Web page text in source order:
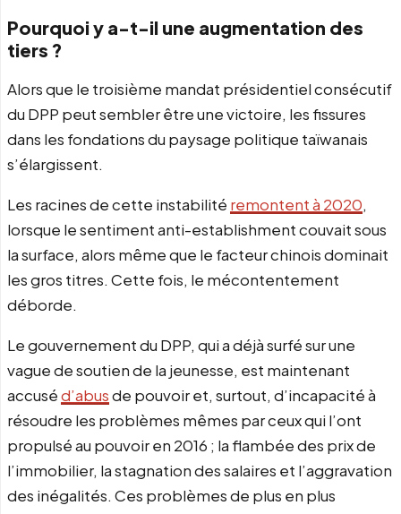
Pourquoi y a-t-il une augmentation des
tiers ?
Alors que le troisième mandat présidentiel consécutif
du DPP peut sembler être une victoire, les fissures
dans les fondations du paysage politique taïwanais
s’élargissent.
Les racines de cette instabilité remontent à 2020,
lorsque le sentiment anti-establishment couvait sous
la surface, alors même que le facteur chinois dominait
les gros titres. Cette fois, le mécontentement
déborde.
Le gouvernement du DPP, qui a déjà surfé sur une
vague de soutien de la jeunesse, est maintenant
accuséd’abusde pouvoir et, surtout, d’incapacité à
résoudre les problèmes mêmes par ceux qui l’ont
propulsé au pouvoir en 2016 ; la flambée des prix de
l’immobilier, la stagnation des salaires et l’aggravation
des inégalités. Ces problèmes de plus en plus